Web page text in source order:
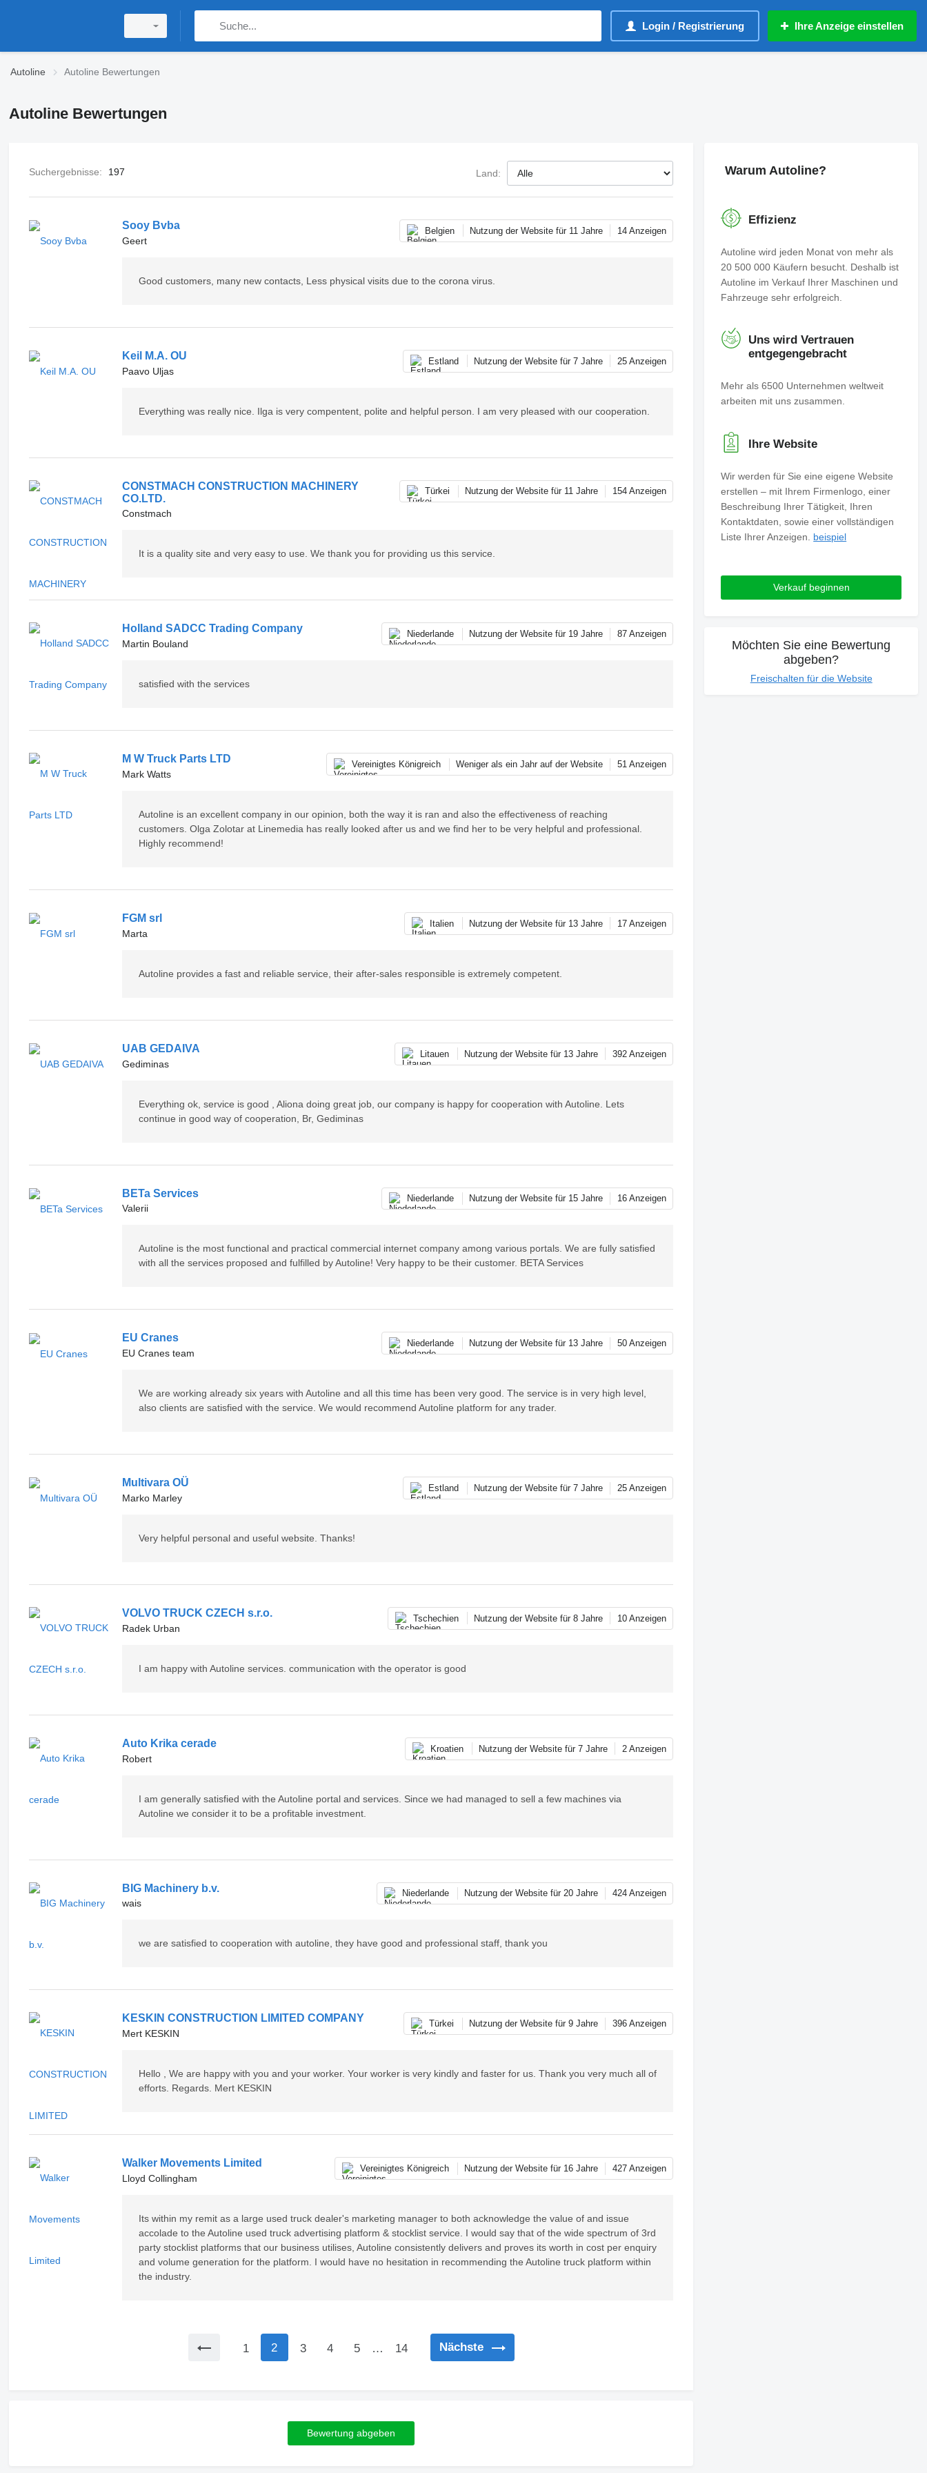
Login / Registrierung Ihre Anzeige einstellen
Autoline Autoline Bewertungen
Autoline Bewertungen
Land:
Suchergebnisse: 197
Belgien Nutzung der Website für 11 Jahre 14 Anzeigen
Sooy Bvba
Geert
Good customers, many new contacts, Less physical visits due to the corona virus.
Estland Nutzung der Website für 7 Jahre 25 Anzeigen
Keil M.A. OU
Paavo Uljas
Everything was really nice. Ilga is very compentent, polite and helpful person. I am very pleased with our cooperation.
Türkei Nutzung der Website für 11 Jahre 154 Anzeigen
CONSTMACH CONSTRUCTION MACHINERY
CO.LTD.
Constmach
It is a quality site and very easy to use. We thank you for providing us this service.
Niederlande Nutzung der Website für 19 Jahre 87 Anzeigen
Holland SADCC Trading Company
Martin Bouland
satisfied with the services
Vereinigtes Königreich Weniger als ein Jahr auf der Website 51 Anzeigen
M W Truck Parts LTD
Mark Watts
Autoline is an excellent company in our opinion, both the way it is ran and also the effectiveness of reaching
customers. Olga Zolotar at Linemedia has really looked after us and we find her to be very helpful and professional.
Highly recommend!
Italien Nutzung der Website für 13 Jahre 17 Anzeigen
FGM srl
Marta
Autoline provides a fast and reliable service, their after-sales responsible is extremely competent.
Litauen Nutzung der Website für 13 Jahre 392 Anzeigen
UAB GEDAIVA
Gediminas
Everything ok, service is good , Aliona doing great job, our company is happy for cooperation with Autoline. Lets
continue in good way of cooperation, Br, Gediminas
Niederlande Nutzung der Website für 15 Jahre 16 Anzeigen
BETa Services
Valerii
Autoline is the most functional and practical commercial internet company among various portals. We are fully satisfied
with all the services proposed and fulfilled by Autoline! Very happy to be their customer. BETA Services
Niederlande Nutzung der Website für 13 Jahre 50 Anzeigen
EU Cranes
EU Cranes team
We are working already six years with Autoline and all this time has been very good. The service is in very high level,
also clients are satisfied with the service. We would recommend Autoline platform for any trader.
Estland Nutzung der Website für 7 Jahre 25 Anzeigen
Multivara OÜ
Marko Marley
Very helpful personal and useful website. Thanks!
Tschechien Nutzung der Website für 8 Jahre 10 Anzeigen
VOLVO TRUCK CZECH s.r.o.
Radek Urban
I am happy with Autoline services. communication with the operator is good
Kroatien Nutzung der Website für 7 Jahre 2 Anzeigen
Auto Krika cerade
Robert
I am generally satisfied with the Autoline portal and services. Since we had managed to sell a few machines via
Autoline we consider it to be a profitable investment.
Niederlande Nutzung der Website für 20 Jahre 424 Anzeigen
BIG Machinery b.v.
wais
we are satisfied to cooperation with autoline, they have good and professional staff, thank you
Türkei Nutzung der Website für 9 Jahre 396 Anzeigen
KESKIN CONSTRUCTION LIMITED COMPANY
Mert KESKIN
Hello , We are happy with you and your worker. Your worker is very kindly and faster for us. Thank you very much all of
efforts. Regards. Mert KESKIN
Vereinigtes Königreich Nutzung der Website für 16 Jahre 427 Anzeigen
Walker Movements Limited
Lloyd Collingham
Its within my remit as a large used truck dealer's marketing manager to both acknowledge the value of and issue
accolade to the Autoline used truck advertising platform & stocklist service. I would say that of the wide spectrum of 3rd
party stocklist platforms that our business utilises, Autoline consistently delivers and proves its worth in cost per enquiry
and volume generation for the platform. I would have no hesitation in recommending the Autoline truck platform within
the industry.
1 2 3 4 5 … 14 Nächste
Bewertung abgeben
Warum Autoline?
Effizienz
Autoline wird jeden Monat von mehr als
20 500 000 Käufern besucht. Deshalb ist
Autoline im Verkauf Ihrer Maschinen und
Fahrzeuge sehr erfolgreich.
Uns wird Vertrauen
entgegengebracht
Mehr als 6500 Unternehmen weltweit
arbeiten mit uns zusammen.
Ihre Website
Wir werden für Sie eine eigene Website
erstellen – mit Ihrem Firmenlogo, einer
Beschreibung Ihrer Tätigkeit, Ihren
Kontaktdaten, sowie einer vollständigen
Liste Ihrer Anzeigen. beispiel
Verkauf beginnen
Möchten Sie eine Bewertung
abgeben?
Freischalten für die Website